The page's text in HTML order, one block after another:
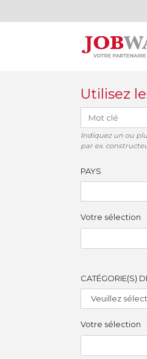
Utilisez
Indiquez un ou
par ex.
PAYS
Votre sélection
CATÉGORIE(S)
Votre sélection